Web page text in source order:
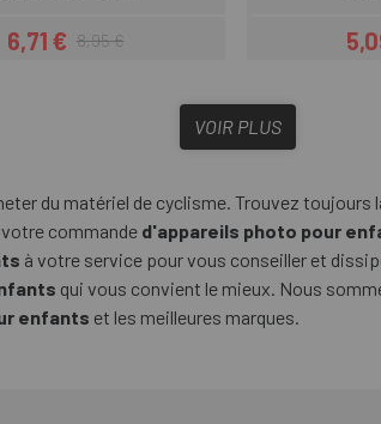
Prix
6,71 €Prix habituel
8,95 €
VOIR PLUS
du matériel de cyclisme. Trouvez
commande d'appareils photo pour
à votre service pour vous conseiller et
qui vous convient le mieux. Nous
enfants et les meilleures marques.